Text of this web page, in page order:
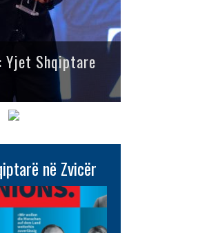
Yjet Shqiptare
në Zvicër